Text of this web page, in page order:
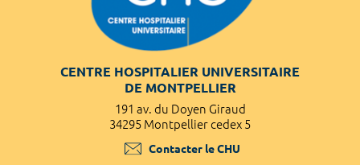
CENTRE HOSPITALIER UNIVERSITAIRE
DE MONTPELLIER
191 av. du Doyen Giraud
34295 Montpellier cedex 5
Contacter le CHU